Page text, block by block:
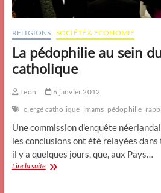
RELIGIONS SOCIÉTÉ & ECONOMIE
La pédophilie au sein
catholique
Leon
6 janvier 2012
clergé catholique imams pédophilie
Une commission d’enquête
les conclusions ont été relayées
il y a quelques jours, que, aux Pays…
Lire la suiteLa